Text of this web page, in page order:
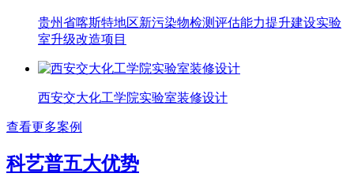
贵州省喀斯特地区新污染物检测评估能力提升建设实验
室升级改造项目
西安交大化工学院实验室装修设计
查看更多案例
科艺普五大优势